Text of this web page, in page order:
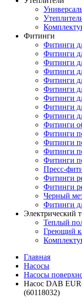
Фитинги
Фитинги
Фитинги
Фитинги
Фитинги
Фитинги
Фитинги
Фитинги
Фитинги
Фитинги
Фитинги
Фитинги
Фитинги
Фитинги
Фитинги
Пресс-
Фитинги
Фитинги
Черный
Фитинги
Электрический
Теплый
Греющий
Главная
Насосы
Насосы
Насос DAB
(60118032)